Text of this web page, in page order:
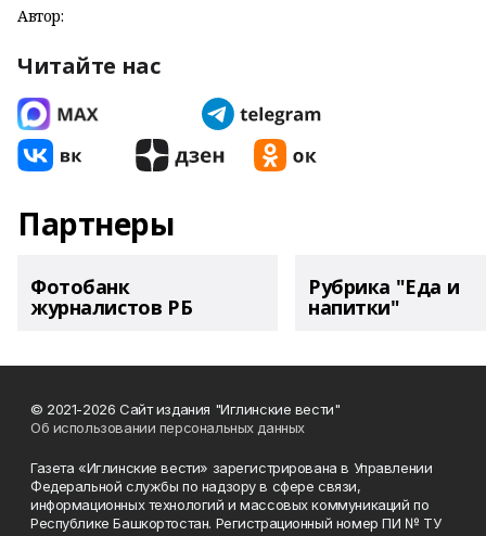
Автор:
Читайте нас
Партнеры
Фотобанк
журналистов РБ
Рубрика "Еда и
напитки"
© 2021-2026 Сайт издания "Иглинские вести"
Об использовании персональных данных
Газета «Иглинские вести» зарегистрирована в Управлении
Федеральной службы по надзору в сфере связи,
информационных технологий и массовых коммуникаций по
Республике Башкортостан. Регистрационный номер ПИ № ТУ